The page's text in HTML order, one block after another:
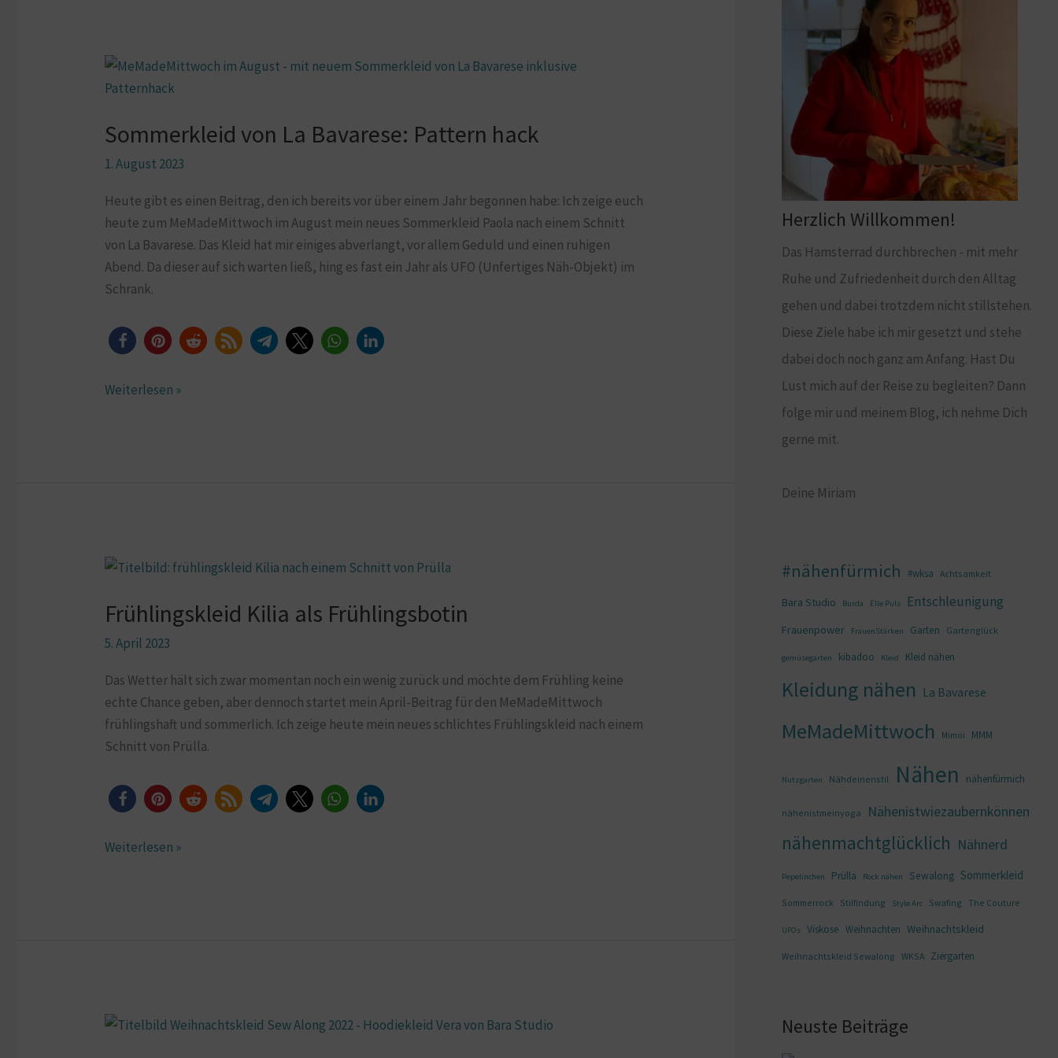
Sommerkleid von La Bavarese: Pattern hack
1. August 2023
Heute gibt es einen Beitrag, den ich bereits vor über einem Jahr begonnen habe: Ich zeige euch
heute zum MeMadeMittwoch im August mein neues Sommerkleid Paola nach einem Schnitt
von La Bavarese. Das Kleid hat mir einiges abverlangt, vor allem Geduld und einen ruhigen
Abend. Da dieser auf sich warten ließ, hing es fast ein Jahr als UFO (Unfertiges Näh-Objekt) im
Schrank.
Sommerkleid
von
Bavarese:
Weiterlesen »
Frühlingskleid Kilia als Frühlingsbotin
5. April 2023
Das Wetter hält sich zwar momentan noch ein wenig zurück und möchte dem Frühling keine
echte Chance geben, aber dennoch startet mein April-Beitrag für den MeMadeMittwoch
frühlingshaft und sommerlich. Ich zeige heute mein neues schlichtes Frühlingskleid nach einem
Schnitt von Prülla.
Frühlingskleid
als
Frühlingsbotin
Weiterlesen »
Weihnachtskleid
Herzlich Willkommen!
Das Hamsterrad durchbrechen - mit mehr
Ruhe und Zufriedenheit durch den Alltag
gehen und dabei trotzdem nicht stillstehen.
Diese Ziele habe ich mir gesetzt und stehe
dabei doch noch ganz am Anfang. Hast Du
Lust mich auf der Reise zu begleiten? Dann
folge mir und meinem Blog, ich nehme Dich
gerne mit.
Deine Miriam
#nähenfürmich #wksa Achtsamkeit
Bara Studio Burda Elle Puls Entschleunigung
Frauenpower FrauenStärken Garten Gartenglück
gemüsegarten kibadoo Kleid Kleid nähen
Kleidung nähen La Bavarese
MeMadeMittwoch Mimoi MMM
Nutzgarten Nähdeinenstil Nähen nähenfürmich
nähenistmeinyoga Nähenistwiezaubernkönnen
nähenmachtglücklich Nähnerd
Pepelinchen Prülla Rock nähen Sewalong Sommerkleid
Sommerrock Stilfindung Style Arc Swafing The Couture
UFOs Viskose Weihnachten Weihnachtskleid
Weihnachtskleid Sewalong WKSA Ziergarten
Neuste Beiträge